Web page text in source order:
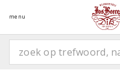
menu